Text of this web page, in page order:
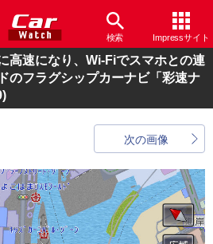
検索 Impressサイト
高速になり、Wi-Fiでスマホとの連
のフラグシップカーナビ「彩速ナ
次の画像